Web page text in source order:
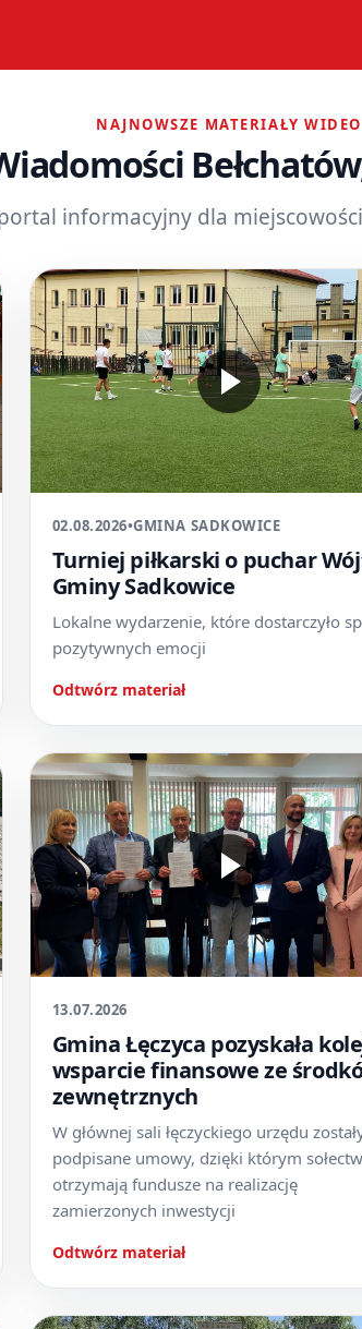
NAJNOWSZE MATERIAŁY WIDEO
informacyjny dla miejscowości
02.08.2026•GMINA SADKOWICE
Turniej piłkarski o puchar
Gminy Sadkowice
Lokalne wydarzenie, które dostarczyło
pozytywnych emocji
Odtwórz materiał
13.07.2026
Gmina Łęczyca pozyskała
wsparcie finansowe ze
zewnętrznych
W głównej sali łęczyckiego urzędu
podpisane umowy, dzięki którym
otrzymają fundusze na realizację
zamierzonych inwestycji
Odtwórz materiał